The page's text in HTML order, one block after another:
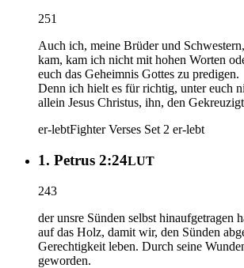
251
Auch ich, meine Brüder und
kam, kam ich nicht mit hohen Worten
euch das Geheimnis Gottes zu predigen.
Denn ich hielt es für richtig, unter euch
allein Jesus Christus, ihn, den
er-lebtFighter Verses Set 2 er-lebt
1. Petrus 2:24LUT
243
der unsre Sünden selbst hinaufgetragen
auf das Holz, damit wir, den Sünden
Gerechtigkeit leben. Durch seine
geworden.